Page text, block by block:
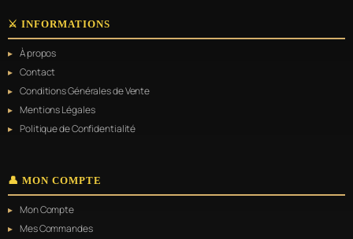
⚔️ INFORMATIONS
À propos
Contact
Conditions Générales de Vente
Mentions Légales
Politique de Confidentialité
👤 MON COMPTE
Mon Compte
Mes Commandes